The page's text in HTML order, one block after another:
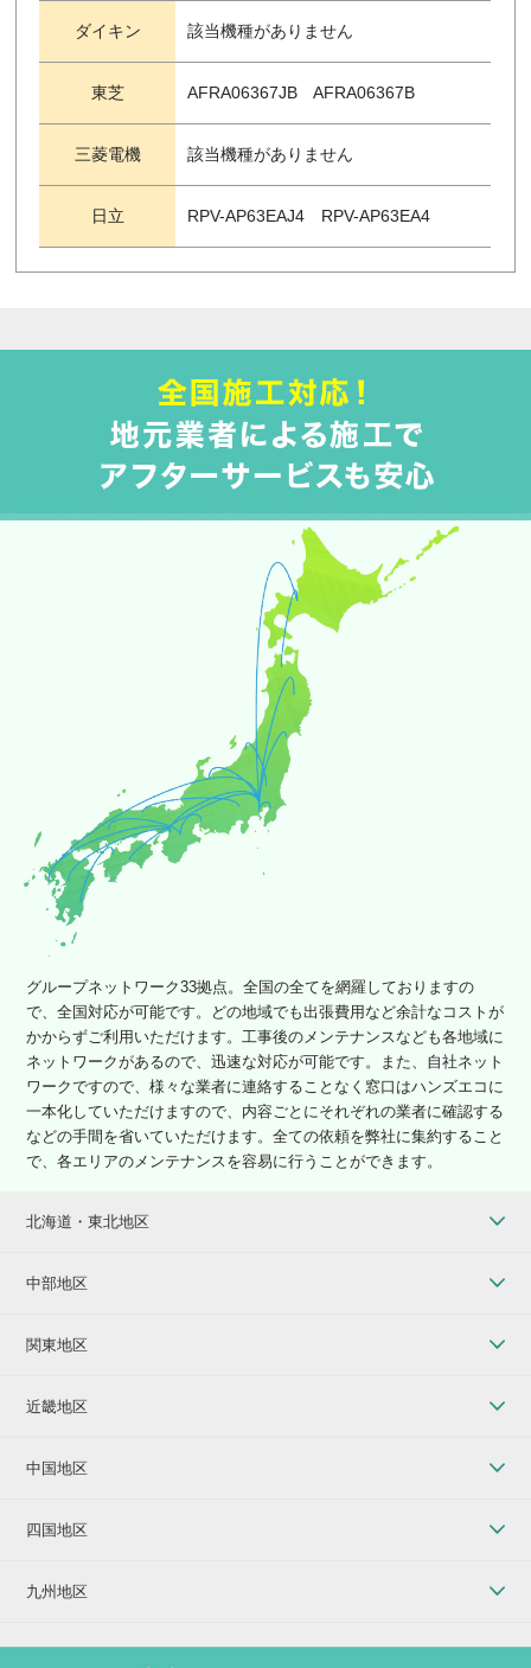
ダイキン 該当機種がありません
東芝 AFRA06367JB AFRA06367B
三菱電機 該当機種がありません
日立 RPV-AP63EAJ4 RPV-AP63EA4
グループネットワーク33拠点。全国の全てを網羅しておりますの
で、全国対応が可能です。どの地域でも出張費用など余計なコストが
かからずご利用いただけます。工事後のメンテナンスなども各地域に
ネットワークがあるので、迅速な対応が可能です。また、自社ネット
ワークですので、様々な業者に連絡することなく窓口はハンズエコに
一本化していただけますので、内容ごとにそれぞれの業者に確認する
などの手間を省いていただけます。全ての依頼を弊社に集約すること
で、各エリアのメンテナンスを容易に行うことができます。
北海道・東北地区
中部地区
関東地区
近畿地区
中国地区
四国地区
九州地区